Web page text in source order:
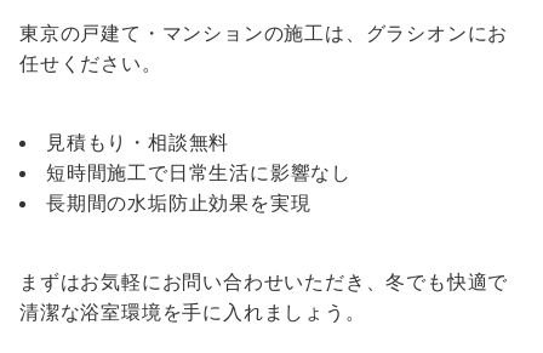
東京の戸建て・マンションの施工は、グラシオンにお
任せください。
見積もり・相談無料
短時間施工で日常生活に影響なし
長期間の水垢防止効果を実現
まずはお気軽にお問い合わせいただき、冬でも快適で
清潔な浴室環境を手に入れましょう。